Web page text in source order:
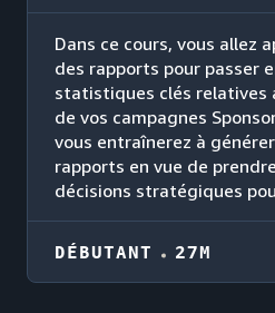
Dans ce cours, vous allez
des rapports pour passer
statistiques clés relatives
de vos campagnes
vous entraînerez à
rapports en vue de
décisions stratégiques
DÉBUTANT 27M